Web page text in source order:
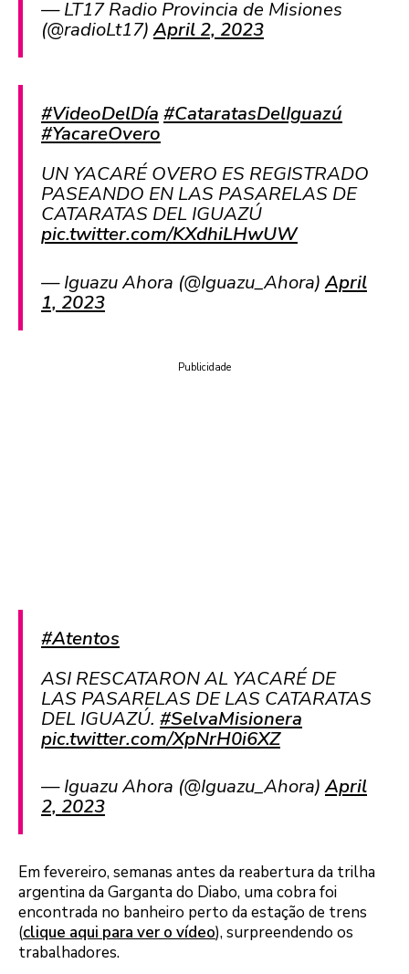
— LT17 Radio Provincia de Misiones
(@radioLt17)April 2, 2023
#VideoDelDía #CataratasDelIguazú
#YacareOvero
UN YACARÉ OVERO ES REGISTRADO
PASEANDO EN LAS PASARELAS DE
CATARATAS DEL IGUAZÚ
pic.twitter.com/KXdhiLHwUW
— Iguazu Ahora (@Iguazu_Ahora)April
1, 2023
Publicidade
#Atentos
ASI RESCATARON AL YACARÉ DE
LAS PASARELAS DE LAS CATARATAS
DEL IGUAZÚ. #SelvaMisionera
pic.twitter.com/XpNrH0i6XZ
— Iguazu Ahora (@Iguazu_Ahora)April
2, 2023
Em fevereiro, semanas antes da reabertura da trilha
argentina da Garganta do Diabo, uma cobra foi
encontrada no banheiro perto da estação de trens
(clique aqui para ver o vídeo), surpreendendo os
trabalhadores.